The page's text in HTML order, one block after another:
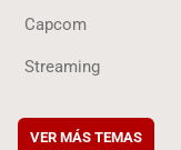
Capcom
Streaming
VER MÁS TEMAS